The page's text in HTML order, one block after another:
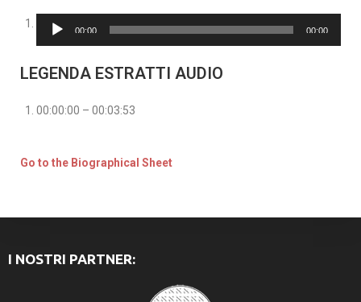
Audio
00:00 00:00
LEGENDA ESTRATTI AUDIO
00:00:00 – 00:03:53
Go to the Biographical Sheet
I NOSTRI PARTNER: